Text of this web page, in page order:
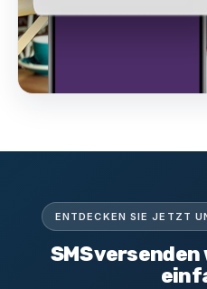
ENTDECKEN SIE JETZT
SMS